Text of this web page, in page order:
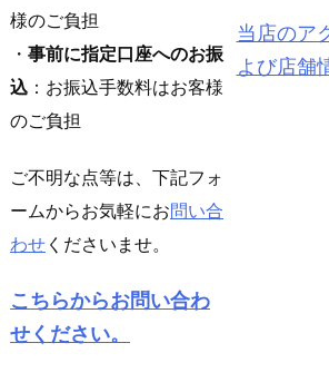
様のご負担
・ 事前に指定口座へのお振
込 ：お振込手数料はお客様
のご負担
ご不明な点等は、下記フォ
ームからお気軽にお問い合
わせ くださいませ。
こちらからお問い合わ
せください。
当店のア
よび店舗